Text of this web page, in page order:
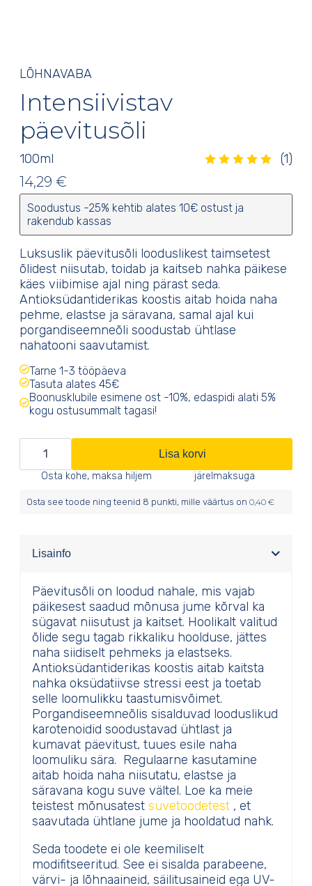
LÕHNAVABA
Intensiivistav
päevitusõli
100ml Hinnatud5.00/5
1 kliendi
(1)
14,29 €
Soodustus -25% kehtib alates 10€ ostust ja
rakendub kassas
Luksuslik päevitusõli looduslikest taimsetest
õlidest niisutab, toidab ja kaitseb nahka päikese
käes viibimise ajal ning pärast seda.
Antioksüdantiderikas koostis aitab hoida naha
pehme, elastse ja säravana, samal ajal kui
porgandiseemneõli soodustab ühtlase
nahatooni saavutamist.
Tarne 1-3 tööpäeva
Tasuta alates 45€
Boonusklubile esimene ost -10%, edaspidi alati 5%
kogu ostusummalt tagasi!
Intensiivistav
päevitusõli
Lisa korvi
Osta kohe, maksa hiljem
järelmaksuga
Osta see toode ning teenid 8 punkti, mille väärtus on 0,40 €
Lisainfo
Päevitusõli on loodud nahale, mis vajab
päikesest saadud mõnusa jume kõrval ka
sügavat niisutust ja kaitset. Hoolikalt valitud
õlide segu tagab rikkaliku hoolduse, jättes
naha siidiselt pehmeks ja elastseks.
Antioksüdantiderikas koostis aitab kaitsta
nahka oksüdatiivse stressi eest ja toetab
selle loomulikku taastumisvõimet.
Porgandiseemneõlis sisalduvad looduslikud
karotenoidid soodustavad ühtlast ja
kumavat päevitust, tuues esile naha
loomuliku sära. Regulaarne kasutamine
aitab hoida naha niisutatu, elastse ja
säravana kogu suve vältel. Loe ka meie
teistest mõnusatest suvetoodetest , et
saavutada ühtlane jume ja hooldatud nahk.
Seda toodete ei ole keemiliselt
modifitseeritud. See ei sisalda parabeene,
värvi- ja lõhnaaineid, säilitusaineid ega UV-